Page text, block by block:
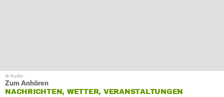
Zum Anhören
NACHRICHTEN, WETTER, VERANSTALTUNGEN